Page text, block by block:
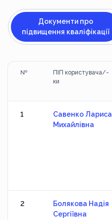
Документи про
підвищення кваліфікації
№
ПІП користувача/-
ки
1
Савенко Лариса
Михайлівна
2
Болякова Надія
Сергіївна